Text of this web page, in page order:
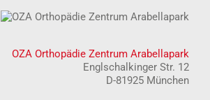
OZA Orthopädie Zentrum Arabellapark
Englschalkinger Str. 12
D-81925 München